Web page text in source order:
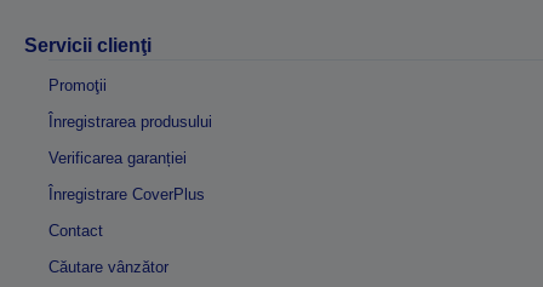
Servicii clienţi
Promoţii
Înregistrarea produsului
Verificarea garanției
Înregistrare CoverPlus
Contact
Căutare vânzător